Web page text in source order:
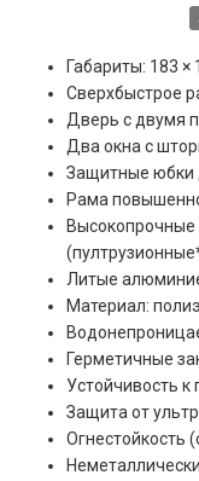
Габариты: 183 ×
Сверхбыстрое
Дверь с двумя
Два окна с
Защитные юбки
Рама
Высокопрочные
(пултрузионные
Литые
Материал:
Герметичные
Устойчивость
Защита от
Огнестойкость